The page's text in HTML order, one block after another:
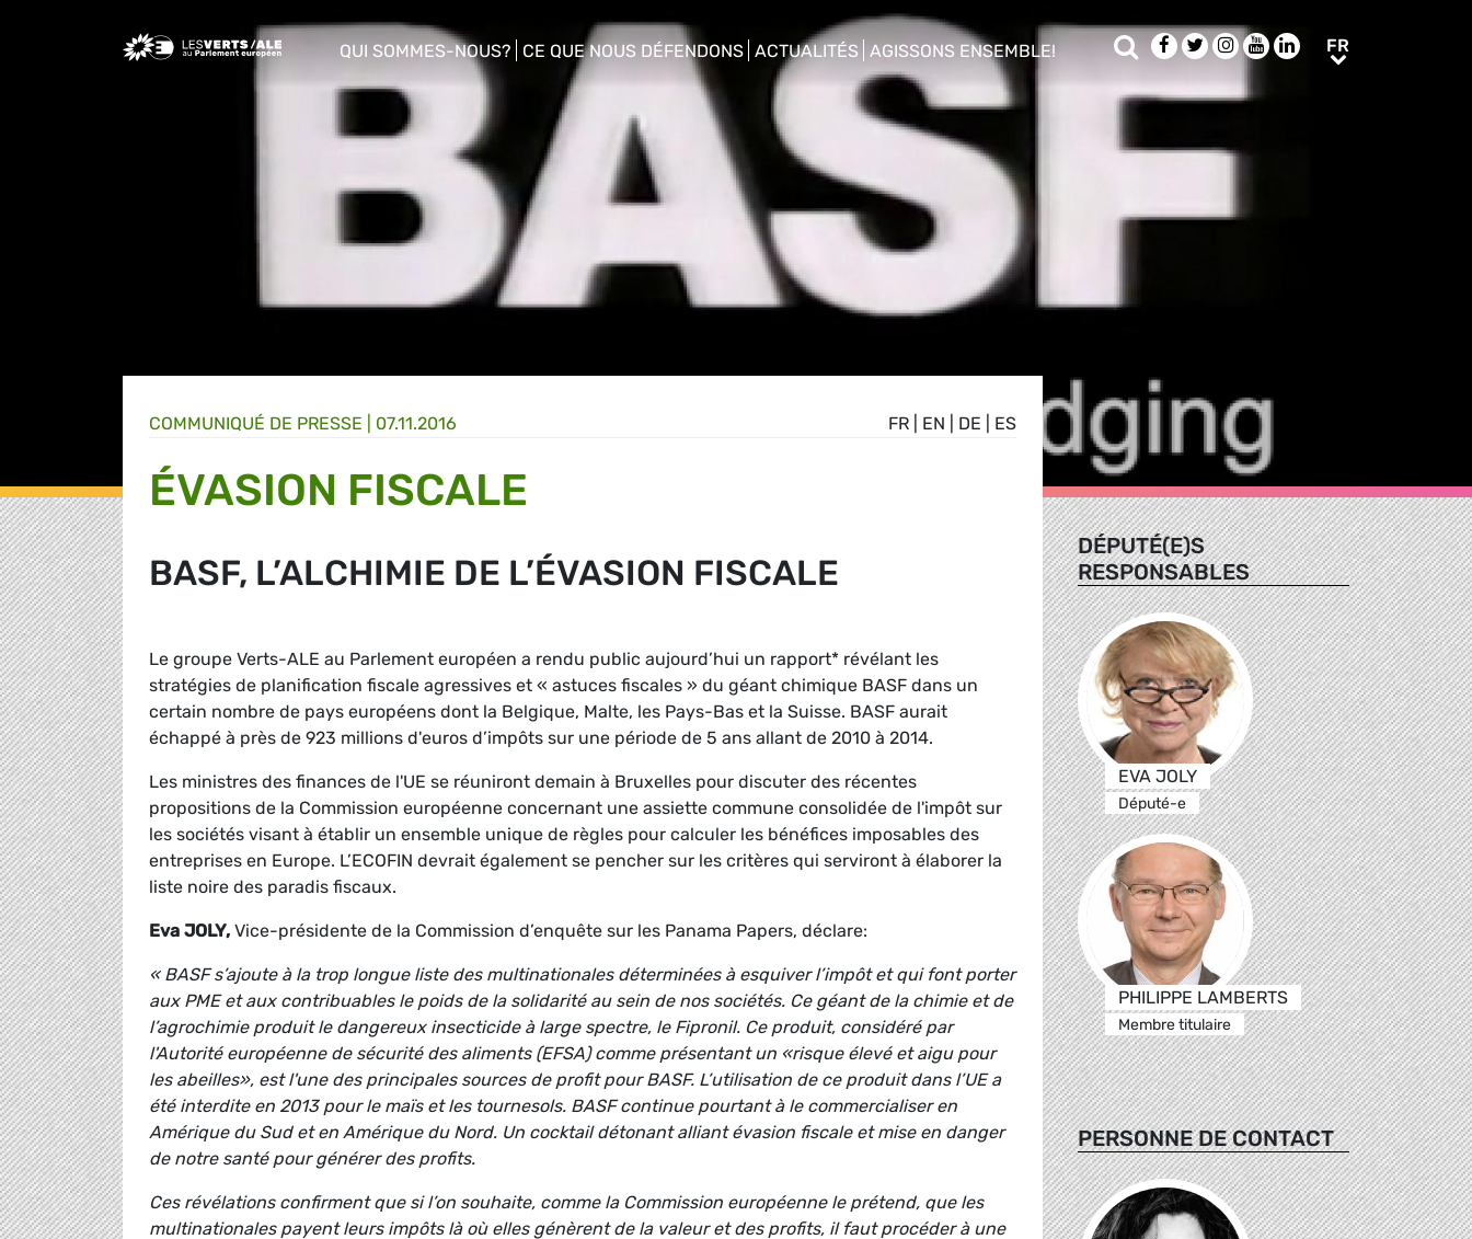
Greens/EFA Home
QUI SOMMES-NOUS?
show/hide sub menu
CE QUE NOUS DÉFENDONS
show/hide sub menu
ACTUALITÉS
show/hide sub menu
AGISSONS ENSEMBLE!
show/hide sub menu
Rechercher
Facebook
TwitterInstagram
YoutubeLinkedIn
FR
FR EN DE ES
COMMUNIQUÉ DE PRESSE 07.11.2016
ÉVASION FISCALE
BASF, L’ALCHIMIE DE L’ÉVASION FISCALE
Le groupe Verts-ALE au Parlement européen a rendu public aujourd’hui un rapport* révélant les
stratégies de planification fiscale agressives et « astuces fiscales » du géant chimique BASF dans un
certain nombre de pays européens dont la Belgique, Malte, les Pays-Bas et la Suisse. BASF aurait
échappé à près de 923 millions d'euros d’impôts sur une période de 5 ans allant de 2010 à 2014.
Les ministres des finances de l'UE se réuniront demain à Bruxelles pour discuter des récentes
propositions de la Commission européenne concernant une assiette commune consolidée de l'impôt sur
les sociétés visant à établir un ensemble unique de règles pour calculer les bénéfices imposables des
entreprises en Europe. L’ECOFIN devrait également se pencher sur les critères qui serviront à élaborer la
liste noire des paradis fiscaux.
Eva JOLY, Vice-présidente de la Commission d’enquête sur les Panama Papers, déclare:
« BASF s’ajoute à la trop longue liste des multinationales déterminées à esquiver l’impôt et qui font porter
aux PME et aux contribuables le poids de la solidarité au sein de nos sociétés. Ce géant de la chimie et de
l’agrochimie produit le dangereux insecticide à large spectre, le Fipronil. Ce produit, considéré par
l'Autorité européenne de sécurité des aliments (EFSA) comme présentant un «risque élevé et aigu pour
les abeilles», est l'une des principales sources de profit pour BASF. L’utilisation de ce produit dans l’UE a
été interdite en 2013 pour le maïs et les tournesols. BASF continue pourtant à le commercialiser en
Amérique du Sud et en Amérique du Nord. Un cocktail détonant alliant évasion fiscale et mise en danger
de notre santé pour générer des profits.
Ces révélations confirment que si l’on souhaite, comme la Commission européenne le prétend, que les
multinationales payent leurs impôts là où elles génèrent de la valeur et des profits, il faut procéder à une
DÉPUTÉ(E)S
RESPONSABLES
EVA JOLY
Député-e
PHILIPPE LAMBERTS
Membre titulaire
PERSONNE DE CONTACT